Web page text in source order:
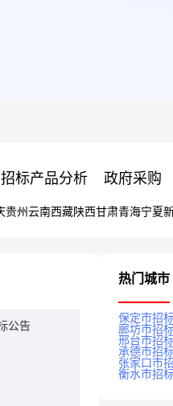
招标产品分析 政府采购
贵州 云南西藏陕西甘肃青海宁夏
公告
热门城市
保定市招
廊坊市招
邢台市招
承德市招
张家口市
衡水市招